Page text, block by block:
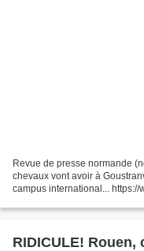
Revue de presse normande
chevaux vont avoir à
campus international...
t%20n%C2%B0172...
RIDICULE!